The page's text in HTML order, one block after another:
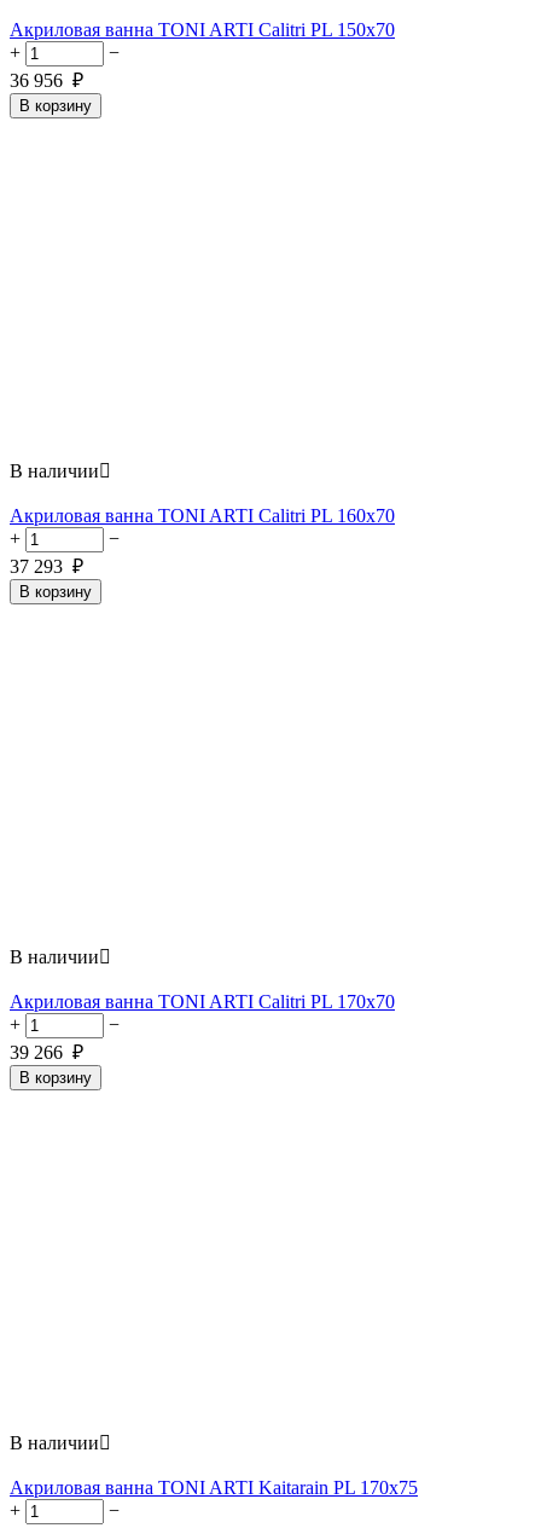
Акриловая ванна TONI ARTI Calitri PL 150x70
+
−
36 956 ₽
В корзину
В наличии
Акриловая ванна TONI ARTI Calitri PL 160x70
+
−
37 293 ₽
В корзину
В наличии
Акриловая ванна TONI ARTI Calitri PL 170x70
+
−
39 266 ₽
В корзину
В наличии
Акриловая ванна TONI ARTI Kaitarain PL 170x75
+
−